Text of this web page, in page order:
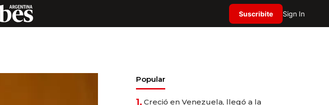
Suscribite Sign In
Popular
1. Creció en Venezuela, llegó a la